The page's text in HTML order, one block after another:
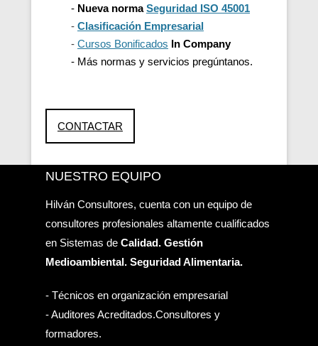
- Nueva normaSeguridad ISO 45001
- Clasificación Empresarial
- Cursos Bonificados In Company
- Más normas y servicios pregúntanos.
CONTACTAR
NUESTRO EQUIPO
Hilván Consultores, cuenta con un equipo de
consultores profesionales altamente cualificados
en Sistemas de Calidad. Gestión
Medioambiental. Seguridad Alimentaria.
- Técnicos en organización empresarial
- Auditores Acreditados.Consultores y
formadores.